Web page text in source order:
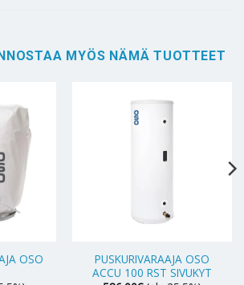
MYÖS NÄMÄ TUOTTEET
OSO
PUSKURIVARAAJA OSO
ACCU 100 RST SIVUKYT